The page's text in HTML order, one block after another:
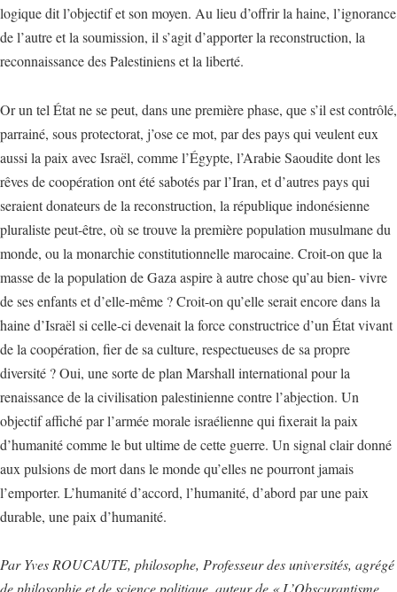
logique dit l’objectif et son moyen. Au lieu d’offrir la haine, l’ignorance
de l’autre et la soumission, il s’agit d’apporter la reconstruction, la
reconnaissance des Palestiniens et la liberté.
Or un tel État ne se peut, dans une première phase, que s’il est contrôlé,
parrainé, sous protectorat, j’ose ce mot, par des pays qui veulent eux
aussi la paix avec Israël, comme l’Égypte, l’Arabie Saoudite dont les
rêves de coopération ont été sabotés par l’Iran, et d’autres pays qui
seraient donateurs de la reconstruction, la république indonésienne
pluraliste peut-être, où se trouve la première population musulmane du
monde, ou la monarchie constitutionnelle marocaine. Croit-on que la
masse de la population de Gaza aspire à autre chose qu’au bien- vivre
de ses enfants et d’elle-même ? Croit-on qu’elle serait encore dans la
haine d’Israël si celle-ci devenait la force constructrice d’un État vivant
de la coopération, fier de sa culture, respectueuses de sa propre
diversité ? Oui, une sorte de plan Marshall international pour la
renaissance de la civilisation palestinienne contre l’abjection. Un
objectif affiché par l’armée morale israélienne qui fixerait la paix
d’humanité comme le but ultime de cette guerre. Un signal clair donné
aux pulsions de mort dans le monde qu’elles ne pourront jamais
l’emporter. L’humanité d’accord, l’humanité, d’abord par une paix
durable, une paix d’humanité.
Par Yves ROUCAUTE, philosophe, Professeur des universités, agrégé
de philosophie et de science politique, auteur de « L’Obscurantisme